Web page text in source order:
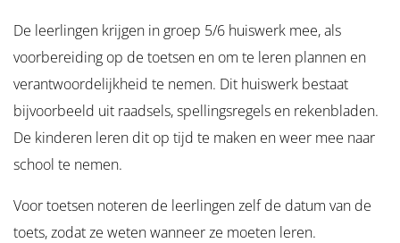
De leerlingen krijgen in groep 5/6 huiswerk mee, als
voorbereiding op de toetsen en om te leren plannen en
verantwoordelijkheid te nemen. Dit huiswerk bestaat
bijvoorbeeld uit raadsels, spellingsregels en rekenbladen.
De kinderen leren dit op tijd te maken en weer mee naar
school te nemen.
Voor toetsen noteren de leerlingen zelf de datum van de
toets, zodat ze weten wanneer ze moeten leren.